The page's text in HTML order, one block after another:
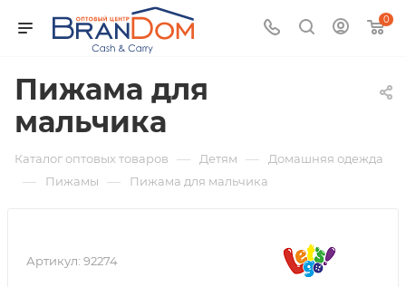
0
Пижама для
мальчика
Каталог оптовых товаров — Детям — Домашняя одежда
— Пижамы — Пижама для мальчика
Артикул: 92274